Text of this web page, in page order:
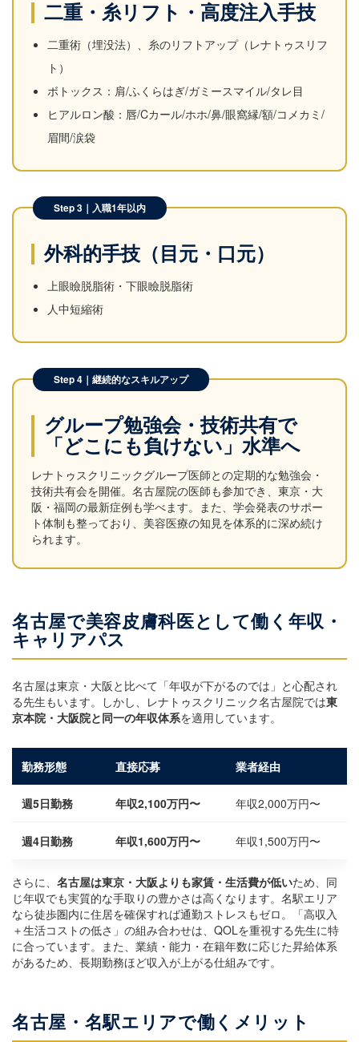
二重・糸リフト・高度注入手技
二重術（埋没法）、糸のリフトアップ（レナトゥスリフ
ト）
ボトックス：肩/ふくらはぎ/ガミースマイル/タレ目
ヒアルロン酸：唇/Cカール/ホホ/鼻/眼窩縁/額/コメカミ/
眉間/涙袋
Step 3｜入職1年以内
外科的手技（目元・口元）
上眼瞼脱脂術・下眼瞼脱脂術
人中短縮術
Step 4｜継続的なスキルアップ
グループ勉強会・技術共有で
「どこにも負けない」水準へ
レナトゥスクリニックグループ医師との定期的な勉強会・
技術共有会を開催。名古屋院の医師も参加でき、東京・大
阪・福岡の最新症例も学べます。また、学会発表のサポー
ト体制も整っており、美容医療の知見を体系的に深め続け
られます。
名古屋で美容皮膚科医として働く年収・
キャリアパス
名古屋は東京・大阪と比べて「年収が下がるのでは」と心配され
る先生もいます。しかし、レナトゥスクリニック名古屋院では東
京本院・大阪院と同一の年収体系を適用しています。
勤務形態 直接応募 業者経由
週5日勤務 年収2,100万円〜 年収2,000万円〜
週4日勤務 年収1,600万円〜 年収1,500万円〜
さらに、 名古屋は東京・大阪よりも家賃・生活費が低いため、同
じ年収でも実質的な手取りの豊かさは高くなります。名駅エリア
なら徒歩圏内に住居を確保すれば通勤ストレスもゼロ。「高収入
＋生活コストの低さ」の組み合わせは、QOLを重視する先生に特
に合っています。また、業績・能力・在籍年数に応じた昇給体系
があるため、長期勤務ほど収入が上がる仕組みです。
名古屋・名駅エリアで働くメリット